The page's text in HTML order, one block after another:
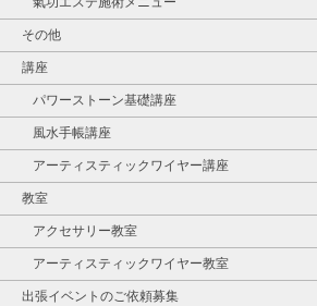
その他
講座
パワーストーン基礎講座
風水手帳講座
アーティスティックワイヤー講座
教室
アクセサリー教室
アーティスティックワイヤー教室
出張イベントのご依頼募集